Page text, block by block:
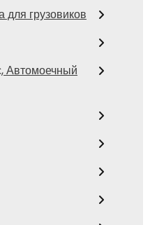
для грузовиков
Автомоечный